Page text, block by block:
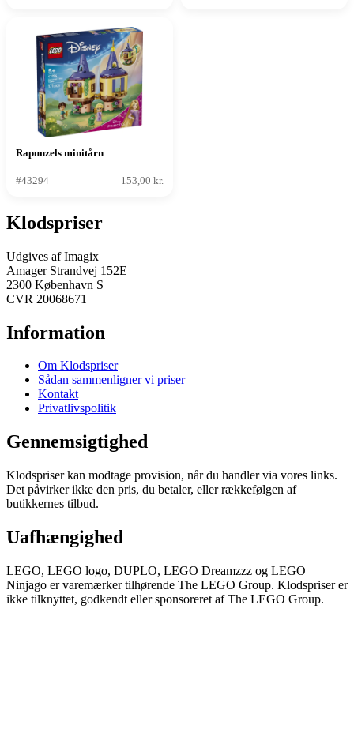
Rapunzels minitårn
#43294 153,00 kr.
Klodspriser
Udgives af Imagix
Amager Strandvej 152E
2300 København S
CVR 20068671
Information
Om Klodspriser
Sådan sammenligner vi priser
Kontakt
Privatlivspolitik
Gennemsigtighed
Klodspriser kan modtage provision, når du handler via vores links.
Det påvirker ikke den pris, du betaler, eller rækkefølgen af
butikkernes tilbud.
Uafhængighed
LEGO, LEGO logo, DUPLO, LEGO Dreamzzz og LEGO
Ninjago er varemærker tilhørende The LEGO Group. Klodspriser er
ikke tilknyttet, godkendt eller sponsoreret af The LEGO Group.